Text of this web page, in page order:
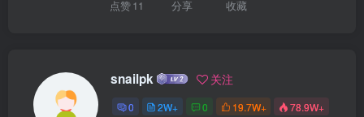
点赞11 分享 收藏
snailpk 关注
0 2W+ 0 19.7W+ 78.9W+